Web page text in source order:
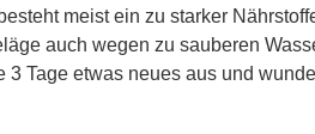
meist ein zu starker
auch wegen zu sauberen
Tage etwas neues aus und